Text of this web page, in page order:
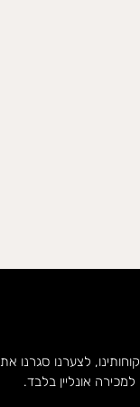
לצערנו סגרנו את
למכירה אונליין בלבד.